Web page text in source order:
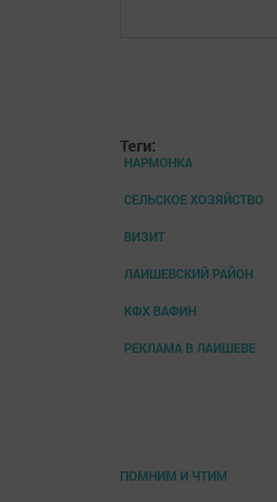
Теги:
НАРМОНКА
СЕЛЬСКОЕ ХОЗЯЙСТВО
ВИЗИТ
ЛАИШЕВСКИЙ РАЙОН
КФХ ВАФИН
РЕКЛАМА В ЛАИШЕВЕ
ПОМНИМ И ЧТИМ